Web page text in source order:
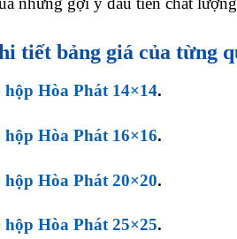
tiết bảng giá của từng
hộp Hòa Phát 14×14.
hộp Hòa Phát 16×16.
hộp Hòa Phát 20×20.
hộp Hòa Phát 25×25.